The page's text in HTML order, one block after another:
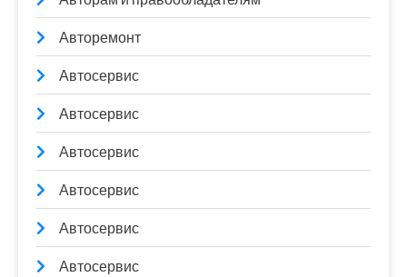
Авторемонт
Автосервис
Автосервис
Автосервис
Автосервис
Автосервис
Автосервис